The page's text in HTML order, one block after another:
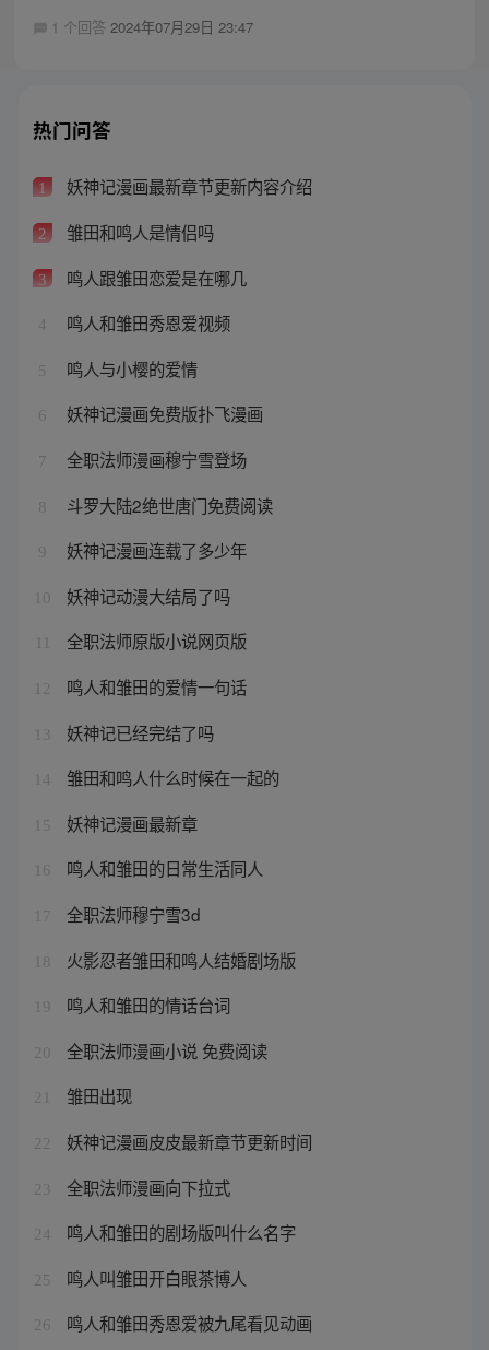
1 个回答 2024年07月29日 23:47
热门问答
1 妖神记漫画最新章节更新内容介绍
2 雏田和鸣人是情侣吗
3 鸣人跟雏田恋爱是在哪几
4 鸣人和雏田秀恩爱视频
5 鸣人与小樱的爱情
6 妖神记漫画免费版扑飞漫画
7 全职法师漫画穆宁雪登场
8 斗罗大陆2绝世唐门免费阅读
9 妖神记漫画连载了多少年
10 妖神记动漫大结局了吗
全职法师原版小说网页版
12 鸣人和雏田的爱情一句话
13 妖神记已经完结了吗
14 雏田和鸣人什么时候在一起的
15 妖神记漫画最新章
16 鸣人和雏田的日常生活同人
17 全职法师穆宁雪3d
18 火影忍者雏田和鸣人结婚剧场版
19 鸣人和雏田的情话台词
20 全职法师漫画小说 免费阅读
21 雏田出现
22 妖神记漫画皮皮最新章节更新时间
23 全职法师漫画向下拉式
24 鸣人和雏田的剧场版叫什么名字
25 鸣人叫雏田开白眼茶博人
26 鸣人和雏田秀恩爱被九尾看见动画